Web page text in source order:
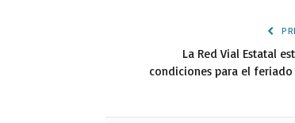
La Red Vial Estatal
condiciones para el feriado